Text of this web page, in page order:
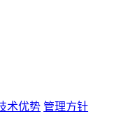
术优势 管理方针